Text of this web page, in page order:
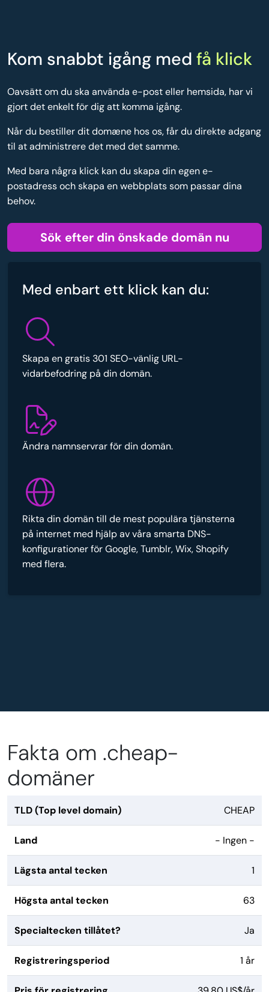
Kom snabbt igång med få klick
Oavsätt om du ska använda e-post eller hemsida, har vi
gjort det enkelt för dig att komma igång.
Når du bestiller dit domæne hos os, får du direkte adgang
til at administrere det med det samme.
Med bara några klick kan du skapa din egen e-
postadress och skapa en webbplats som passar dina
behov.
Sök efter din önskade domän nu
Med enbart ett klick kan du:
Skapa en gratis 301 SEO-vänlig URL-
vidarbefodring på din domän.
Ändra namnservrar för din domän.
Rikta din domän till de mest populära tjänsterna
på internet med hjälp av våra smarta DNS-
konfigurationer för Google, Tumblr, Wix, Shopify
med flera.
Fakta om .cheap-
domäner
TLD (Top level domain) CHEAP
Land - Ingen -
Lägsta antal tecken 1
Högsta antal tecken 63
Specialtecken tillåtet? Ja
Registreringsperiod 1 år